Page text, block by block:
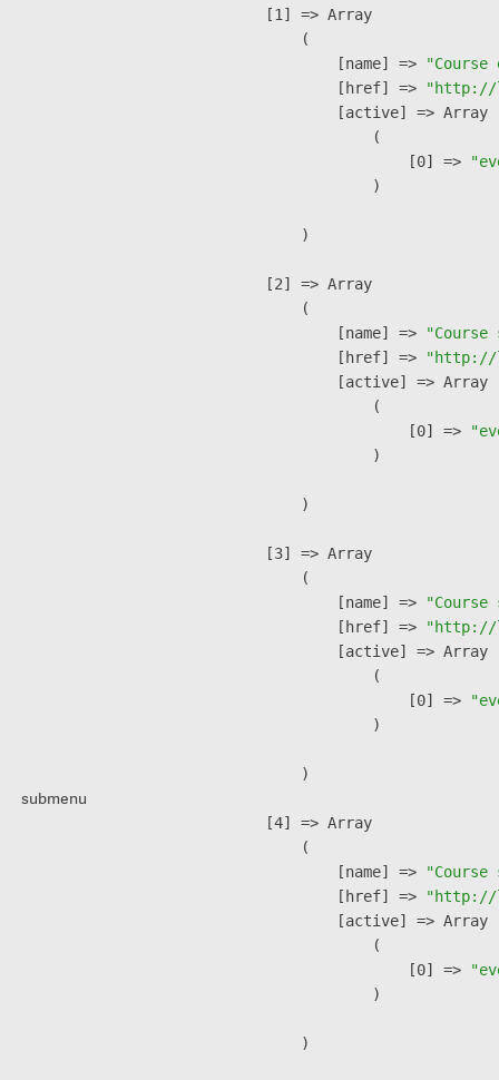
submenu
    [1] => Array
        (
            [name] =>
            [href] =>
"http://
            [active] => Array
                (
                    [0] =>
                )
        )
    [2] => Array
        (
            [name] =>
            [href] =>
"http://
            [active] => Array
                (
                    [0] =>
                )
        )
    [3] => Array
        (
            [name] =>
            [href] =>
"http://
            [active] => Array
                (
                    [0] =>
                )
        )
    [4] => Array
        (
            [name] =>
            [href] =>
"http://
            [active] => Array
                (
                    [0] =>
                )
        )